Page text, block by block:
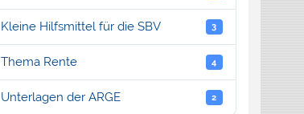
Kleine Hilfsmittel für die SBV 3
Thema Rente 4
Unterlagen der ARGE 2